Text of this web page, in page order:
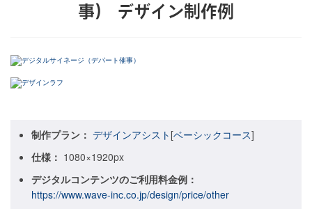
フルデザイン
写真からイラスト作成
デザイン制作例
ご利用の流れ
ご注文方法について
事） デザイン制作例
制作プラン： デザインアシスト [ベーシックコース]
仕様： 1080×1920px
デジタルコンテンツのご利用料金例：
https://www.wave-inc.co.jp/design/price/other